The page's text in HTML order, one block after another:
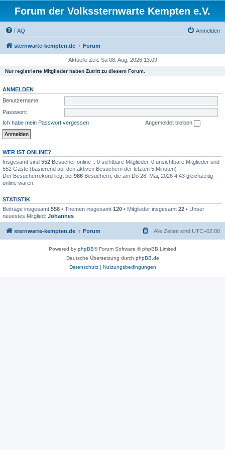
Forum der Volkssternwarte Kempten e.V.
FAQ Anmelden
sternwarte-kempten.de Forum
Aktuelle Zeit: Sa 08. Aug, 2026 13:09
Nur registrierte Mitglieder haben Zutritt zu diesem Forum.
ANMELDEN
Benutzername:
Passwort:
Ich habe mein Passwort vergessen
Angemeldet bleiben
WER IST ONLINE?
Insgesamt sind 552 Besucher online :: 0 sichtbare Mitglieder, 0 unsichtbare Mitglieder und
552 Gäste (basierend auf den aktiven Besuchern der letzten 5 Minuten)
Der Besucherrekord liegt bei 986 Besuchern, die am Do 28. Mai, 2026 4:43 gleichzeitig
online waren.
STATISTIK
Beiträge insgesamt 558 • Themen insgesamt 120 • Mitglieder insgesamt 22 • Unser
neuestes Mitglied: Johannes
sternwarte-kempten.de Forum Alle Zeiten sind UTC+02:00
Powered by phpBB® Forum Software © phpBB Limited
Deutsche Übersetzung durch phpBB.de
Datenschutz| Nutzungsbedingungen